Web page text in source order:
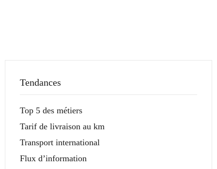
Tendances
Top 5 des métiers
Tarif de livraison au km
Transport international
Flux d’information